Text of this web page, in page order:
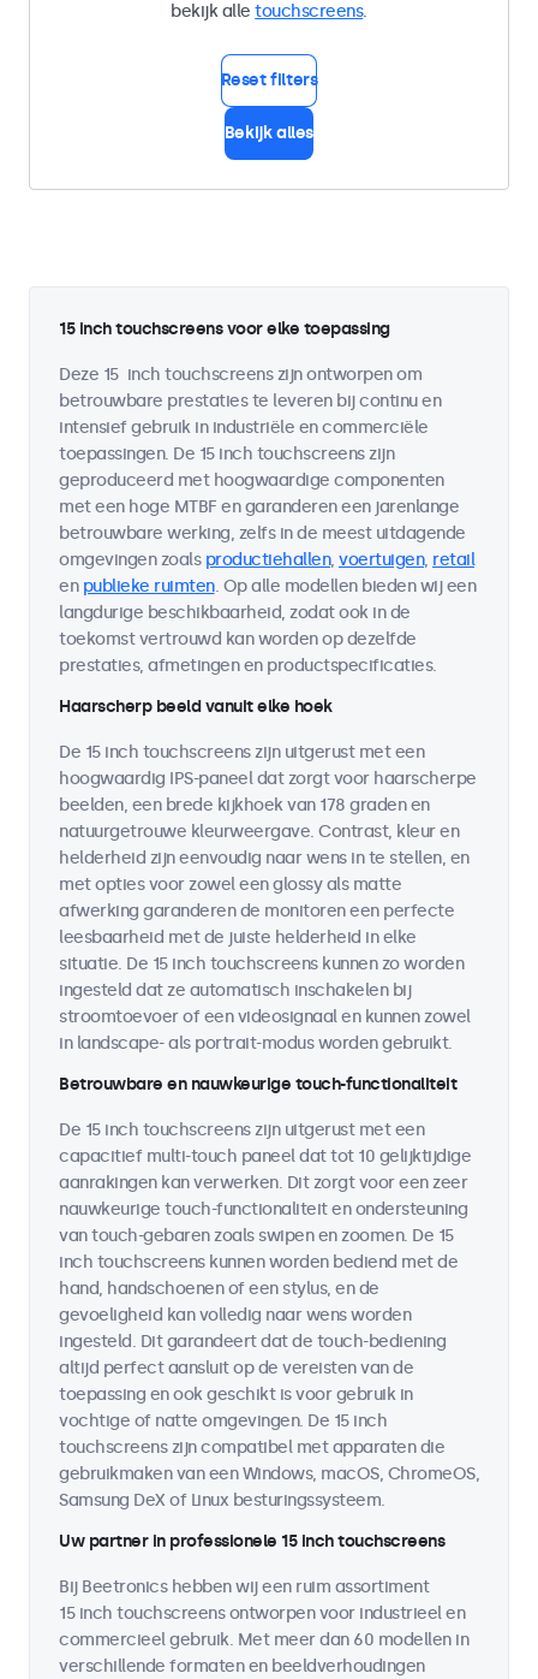
bekijk alletouchscreens.
Reset filters
Bekijk alles
15 inch touchscreens voor elke toepassing
Deze 15 inch touchscreens zijn ontworpen om
betrouwbare prestaties te leveren bij continu en
intensief gebruik in industriële en commerciële
toepassingen. De 15 inch touchscreens zijn
geproduceerd met hoogwaardige componenten
met een hoge MTBF en garanderen een jarenlange
betrouwbare werking, zelfs in de meest uitdagende
omgevingen zoals productiehallen, voertuigen, retail
en publieke ruimten. Op alle modellen bieden wij een
langdurige beschikbaarheid, zodat ook in de
toekomst vertrouwd kan worden op dezelfde
prestaties, afmetingen en productspecificaties.
Haarscherp beeld vanuit elke hoek
De 15 inch touchscreens zijn uitgerust met een
hoogwaardig IPS-paneel dat zorgt voor haarscherpe
beelden, een brede kijkhoek van 178 graden en
natuurgetrouwe kleurweergave. Contrast, kleur en
helderheid zijn eenvoudig naar wens in te stellen, en
met opties voor zowel een glossy als matte
afwerking garanderen de monitoren een perfecte
leesbaarheid met de juiste helderheid in elke
situatie. De 15 inch touchscreens kunnen zo worden
ingesteld dat ze automatisch inschakelen bij
stroomtoevoer of een videosignaal en kunnen zowel
in landscape- als portrait-modus worden gebruikt.
Betrouwbare en nauwkeurige touch-functionaliteit
De 15 inch touchscreens zijn uitgerust met een
capacitief multi-touch paneel dat tot 10 gelijktijdige
aanrakingen kan verwerken. Dit zorgt voor een zeer
nauwkeurige touch-functionaliteit en ondersteuning
van touch-gebaren zoals swipen en zoomen. De 15
inch touchscreens kunnen worden bediend met de
hand, handschoenen of een stylus, en de
gevoeligheid kan volledig naar wens worden
ingesteld. Dit garandeert dat de touch-bediening
altijd perfect aansluit op de vereisten van de
toepassing en ook geschikt is voor gebruik in
vochtige of natte omgevingen. De 15 inch
touchscreens zijn compatibel met apparaten die
gebruikmaken van een Windows, macOS, ChromeOS,
Samsung DeX of Linux besturingssysteem.
Uw partner in professionele 15 inch touchscreens
Bij Beetronics hebben wij een ruim assortiment
15 inch touchscreens ontworpen voor industrieel en
commercieel gebruik. Met meer dan 60 modellen in
verschillende formaten en beeldverhoudingen